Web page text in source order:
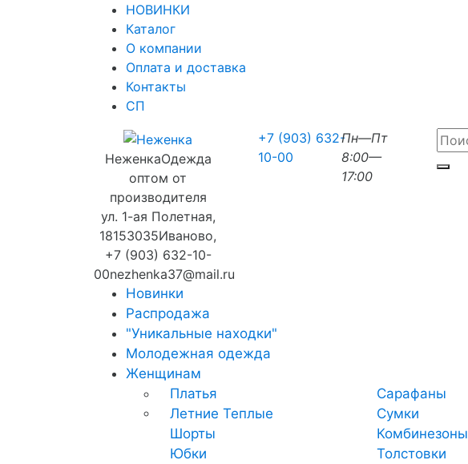
НОВИНКИ
Каталог
О компании
Оплата и доставка
Контакты
СП
НеженкаОдежда
оптом от
производителя
ул. 1-ая Полетная,
18153035Иваново,
+7 (903) 632-10-
00nezhenka37@mail.ru
+7 (903) 632-
10-00
Пн—Пт
8:00—
17:00
Новинки
Распродажа
"Уникальные находки"
Молодежная одежда
Женщинам
Платья
Летние Теплые
Сарафаны
Сумки
Шорты
Комбинезоны
Юбки
Толстовки